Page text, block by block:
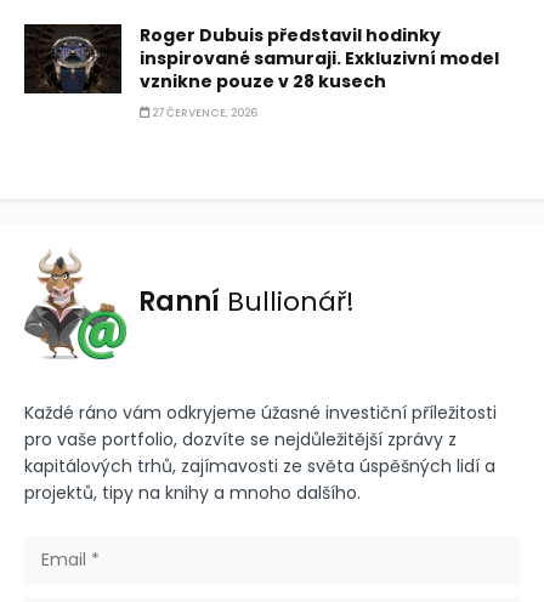
Roger Dubuis představil hodinky
inspirované samuraji. Exkluzivní model
vznikne pouze v 28 kusech
27 ČERVENCE, 2026
Ranní Bullionář!
Každé ráno vám odkryjeme úžasné investiční příležitosti
pro vaše portfolio, dozvíte se nejdůležitější zprávy z
kapitálových trhů, zajímavosti ze světa úspěšných lidí a
projektů, tipy na knihy a mnoho dalšího.